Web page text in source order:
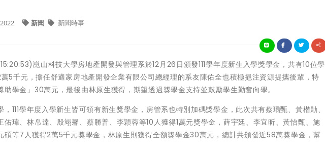
新聞 新聞時事
崑山科技大學房地產開發與管理系於12月26日頒發111學年度新生入學獎學金，共有10位學
5千元，擔任舒適家房地產開發企業有限公司總經理的系友陳佑全也積極挹注資源提攜後輩，特
助學金」30萬元，最後由林原生獲得，期望透過獎學金支持並鼓勵學生勤奮向學。
111學年度入學新生皆可領有新生獎學金，房管系也特別加碼獎學金，此次共有蔡瑀甄、黃楷勛、
瑋、林帛達、殷翊馨、蔡勝普、李穎蓉等10人獲得1萬元獎學金，薛宇廷、李宜昕、黃怡甄、施
碩等7人獲得2萬5千元獎學金，林原生則獲得全額獎學金30萬元，總計共頒發近58萬獎學金，幫